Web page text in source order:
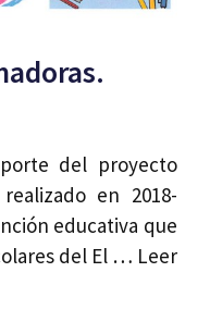
del proyecto
en 2018-
educativa que
del El … Leer